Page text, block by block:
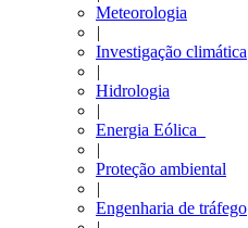
Meteorologia
|
Investigação climática
|
Hidrologia
|
Energia Eólica
|
Proteção ambiental
|
Engenharia de tráfego